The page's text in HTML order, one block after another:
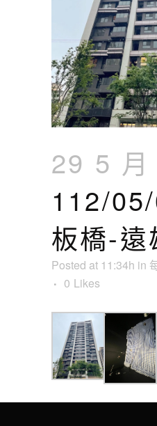
29 5 月
112/
板橋-遠
Posted at 11:34h in
0 Likes